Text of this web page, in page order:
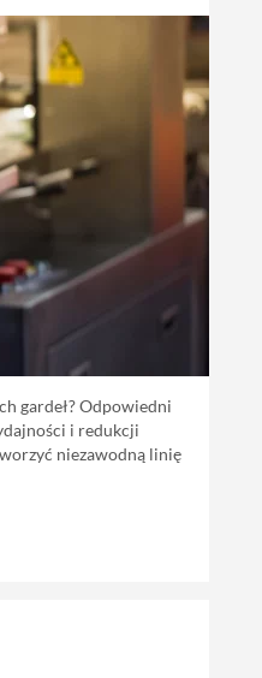
gardeł? Odpowiedni
i redukcji
niezawodną linię